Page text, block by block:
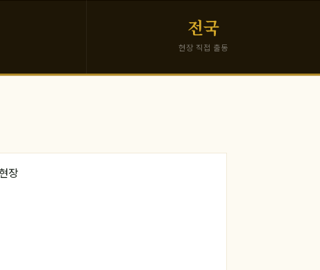
전국
현장 직접 출동